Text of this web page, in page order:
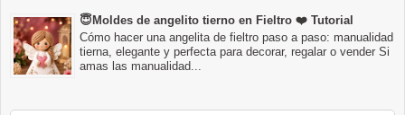
😇Moldes de angelito tierno en Fieltro ❤️ Tutorial
Cómo hacer una angelita de fieltro paso a paso: manualidad
tierna, elegante y perfecta para decorar, regalar o vender Si
amas las manualidad...